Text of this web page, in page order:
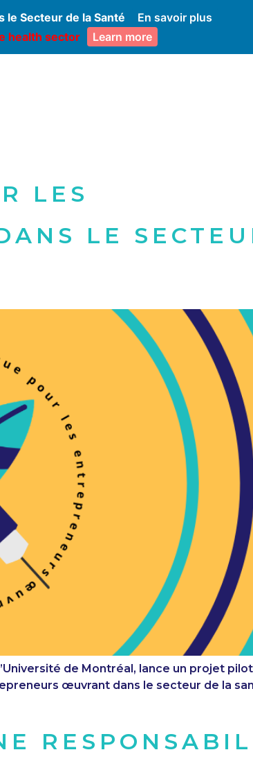
Secteur de la Santé
En savoir plus
health sector
Learn more
LES
LE
de Montréal, lance un projet
œuvrant dans le secteur de la